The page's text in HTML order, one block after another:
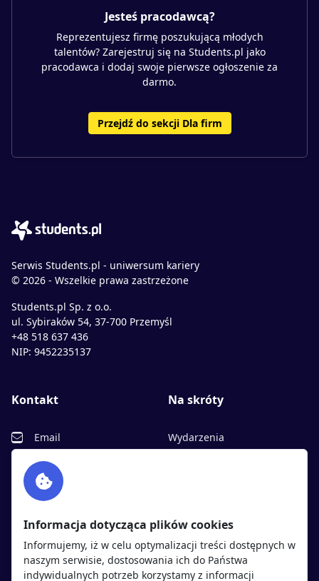
Jesteś pracodawcą?
Reprezentujesz firmę poszukującą młodych
talentów? Zarejestruj się na Students.pl jako
pracodawca i dodaj swoje pierwsze ogłoszenie za
darmo.
Przejdź do sekcji Dla firm
Serwis Students.pl - uniwersum kariery
© 2026 - Wszelkie prawa zastrzeżone
Students.pl Sp. z o.o.
ul. Sybiraków 54, 37-700 Przemyśl
+48 518 637 436
NIP: 9452235137
Kontakt
Email
Facebook
Twitter
Na skróty
Wydarzenia
Polityka cookies
Polityka prywatności
Informacja dotycząca plików cookies
Informujemy, iż w celu optymalizacji treści dostępnych w
naszym serwisie, dostosowania ich do Państwa
indywidualnych potrzeb korzystamy z informacji